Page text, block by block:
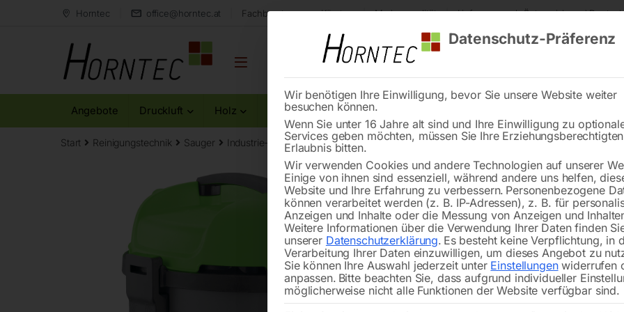
Horntec office@horntec.at Fachberatung aus Kärnten Markenqualität Lieferung nach Österreich und
Angebote Druckluft Holz Metall Reinigung
Start Reinigungstechnik Sauger Industrie-Trockensauger flexCAT 110
🔍
Kompakter, preisgünstiger Sauger
Datenschutz-Präferenz
Wir benötigen Ihre Einwilligung, bevor Sie unsere Website weiter
besuchen können.
Wenn Sie unter 16 Jahre alt sind und Ihre Einwilligung zu
Services geben möchten, müssen Sie Ihre
Erlaubnis bitten.
Wir verwenden Cookies und andere Technologien auf unserer
Einige von ihnen sind essenziell, während andere uns helfen,
Website und Ihre Erfahrung zu verbessern. Personenbezogene
können verarbeitet werden (z. B. IP-Adressen), z. B. für
Anzeigen und Inhalte oder die Messung von Anzeigen und
Weitere Informationen über die Verwendung Ihrer Daten finden
unserer Datenschutzerklärung. Es besteht keine Verpflichtung, in
Verarbeitung Ihrer Daten einzuwilligen, um dieses Angebot zu
Sie können Ihre Auswahl jederzeit unter Einstellungenwiderrufen
anpassen. Bitte beachten Sie, dass aufgrund individueller
möglicherweise nicht alle Funktionen der Website verfügbar sind.